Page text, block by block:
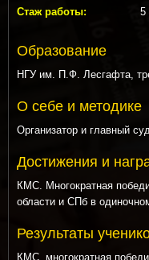
Стаж работы:
5
Образование
НГУ им. П.Ф. Лесгафта,
О себе и методике
Организатор и главный
Достижения и
КМС. Многократная
области и СПб в
Результаты
КМС, многократная